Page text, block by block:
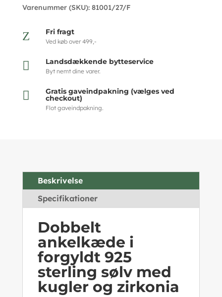
Varenummer (SKU): 81001/27/F
Z Fri fragt
Ved køb over 499,-
 Landsdækkende bytteservice
Byt nemt dine varer.
 Gratis gaveindpakning (vælges ved
checkout)
Flot gaveindpakning.
Beskrivelse
Specifikationer
Dobbelt
ankelkæde i
forgyldt 925
sterling sølv med
kugler og zirkonia